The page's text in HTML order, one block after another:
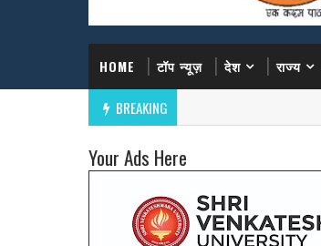
HOME टॉप न्यूज़ देश राज्य
BREAKING
Your Ads Here